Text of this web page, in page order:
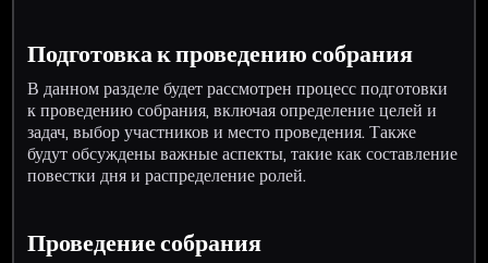
Подготовка к проведению собрания
В данном разделе будет рассмотрен процесс подготовки
к проведению собрания, включая определение целей и
задач, выбор участников и место проведения. Также
будут обсуждены важные аспекты, такие как составление
повестки дня и распределение ролей.
Проведение собрания